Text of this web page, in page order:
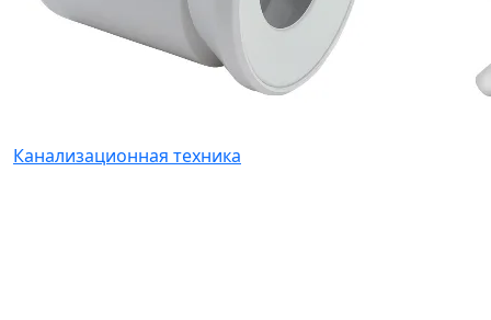
Канализационная техника